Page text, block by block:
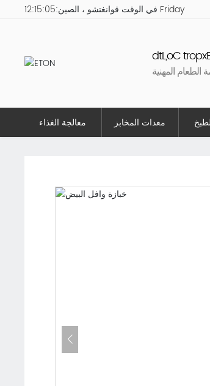
في الوقت قوانغتشو ، الصين: 12:15:05 Friday
Guangzhou
المهنية
معالجة الغذاء معدات المخابز